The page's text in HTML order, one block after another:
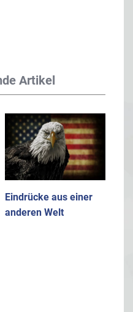
Artikel
Eindrücke aus einer
anderen Welt